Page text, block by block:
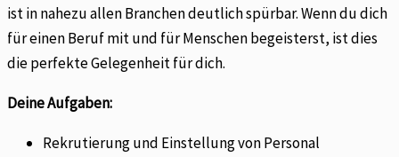
ist in nahezu allen Branchen deutlich spürbar. Wenn du dich
für einen Beruf mit und für Menschen begeisterst, ist dies
die perfekte Gelegenheit für dich.
Deine Aufgaben:
Rekrutierung und Einstellung von Personal